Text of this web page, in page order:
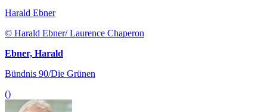
Ebner, Harald
Bündnis 90/Die Grünen
()